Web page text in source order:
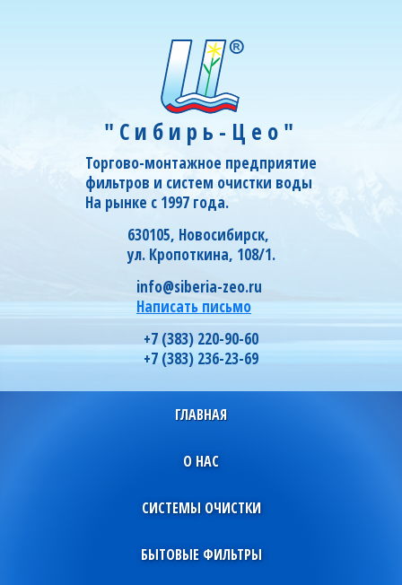
"Сибирь-Цео"
Торгово-монтажное предприятие
фильтров и систем очистки воды
На рынке с 1997 года.
630105, Новосибирск,
ул. Кропоткина, 108/1.
info@siberia-zeo.ru
Написать письмо
+7 (383) 220-90-60
+7 (383) 236-23-69
ГЛАВНАЯ
О НАС
СИСТЕМЫ ОЧИСТКИ
БЫТОВЫЕ ФИЛЬТРЫ